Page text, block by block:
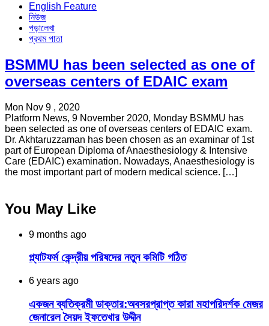
English Feature
নিউজ
পড়ালেখা
প্রথম পাতা
BSMMU has been selected as one of
overseas centers of EDAIC exam
Mon Nov 9 , 2020
Platform News, 9 November 2020, Monday BSMMU has
been selected as one of overseas centers of EDAIC exam.
Dr. Akhtaruzzaman has been chosen as an examinar of 1st
part of European Diploma of Anaesthesiology & Intensive
Care (EDAIC) examination. Nowadays, Anaesthesiology is
the most important part of modern medical science. […]
You May Like
9 months ago
প্ল্যাটফর্ম কেন্দ্রীয় পরিষদের নতুন কমিটি গঠিত
6 years ago
একজন ব্যতিক্রমী ডাক্তার:অবসরপ্রাপ্ত কারা মহাপরিদর্শক মেজর
জেনারেল সৈয়দ ইফতেখার উদ্দীন